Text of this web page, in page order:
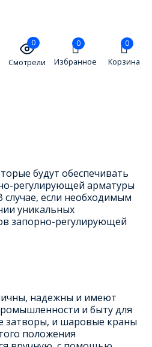
0
Смотрели
0
Избранное
0
Корзина
будут обеспечивать
регулирующей арматуры
если необходимым
уникальных
запорно-регулирующей
надежны и имеют
и быту для
затворы, и шаровые краны
положения